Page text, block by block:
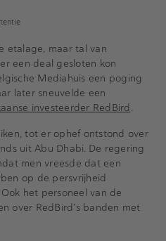
etalage, maar tal van
een deal gesloten kon
Mediahuis een poging
later sneuvelde een
investeerder RedBird .
tot er ophef ontstond over
uit Abu Dhabi. De regering
men vreesde dat een
op de persvrijheid
het personeel van de
over RedBird’s banden met